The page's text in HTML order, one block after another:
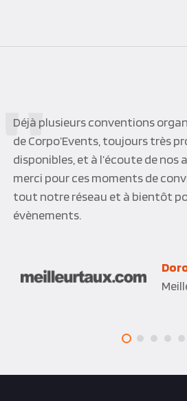
Déjà plusieurs conventions
de Corpo’Events, toujours très
disponibles, et à l’écoute de nos
merci pour ces moments de
tout notre réseau et à bientôt
évènements.